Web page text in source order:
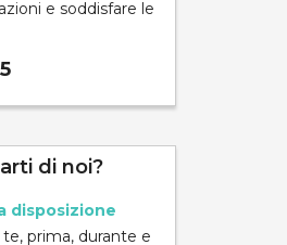
e soddisfare le
di noi?
disposizione
prima, durante e